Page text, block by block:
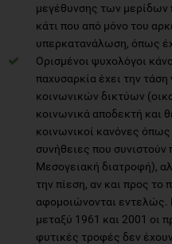
μεγέθυνσης των μερίδων
κάτι που από μόνο του
υπερκατανάλωση, όπως
Ορισμένοι ψυχολόγοι
παχυσαρκία έχει την
κοινωνικών δικτύων
κοινωνικά αποδεκτή και
κοινωνικοί κανόνες
συνήθειες που συνιστούν
Μεσογειακή διατροφή),
την πίεση, αν και προς το
αφομοιώνονται εντελώς.
μεταξύ 1961 και 2001 οι
φυτικές τροφές δεν